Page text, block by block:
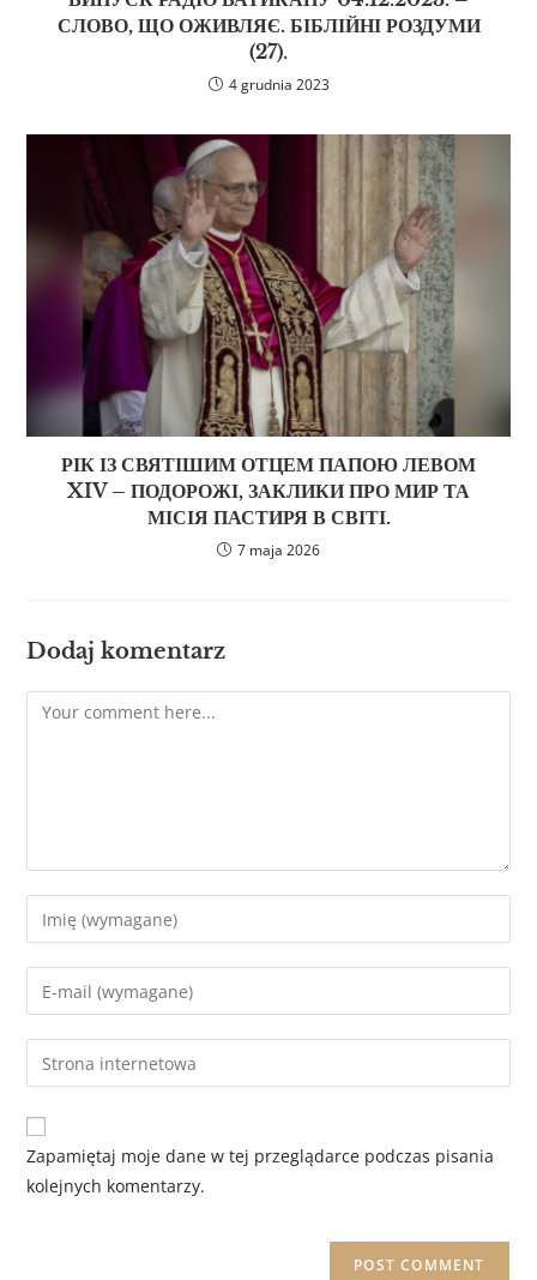
СЛОВО, ЩО ОЖИВЛЯЄ. БІБЛІЙНІ РОЗДУМИ
(27).
4 grudnia 2023
РІК ІЗ СВЯТІШИМ ОТЦЕМ ПАПОЮ ЛЕВОМ
XIV – ПОДОРОЖІ, ЗАКЛИКИ ПРО МИР ТА
МІСІЯ ПАСТИРЯ В СВІТІ.
7 maja 2026
Dodaj komentarz
Zapamiętaj moje dane w tej przeglądarce podczas pisania
kolejnych komentarzy.